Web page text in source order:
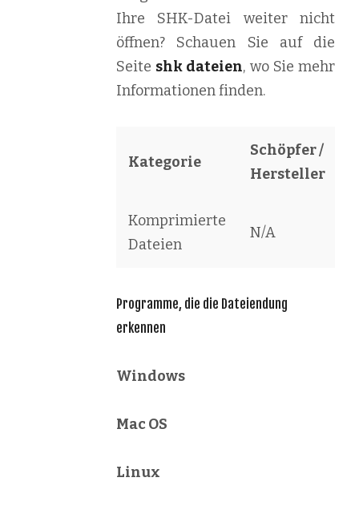
Ihre SHK-Datei weiter nicht
öffnen? Schauen Sie auf die
Seite shk dateien, wo Sie mehr
Informationen finden.
Kategorie
Schöpfer /
Hersteller
Komprimierte
Dateien
N/A
Programme, die die Dateiendung
erkennen
Windows
Mac OS
Linux